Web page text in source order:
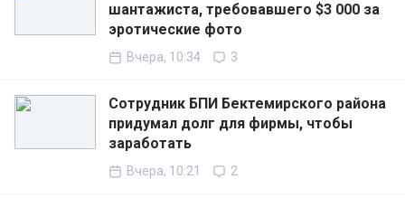
шантажиста, требовавшего $3 000 за
эротические фото
Вчера, 10:34 3
Сотрудник БПИ Бектемирского района
придумал долг для фирмы, чтобы
заработать
Вчера, 10:21 2